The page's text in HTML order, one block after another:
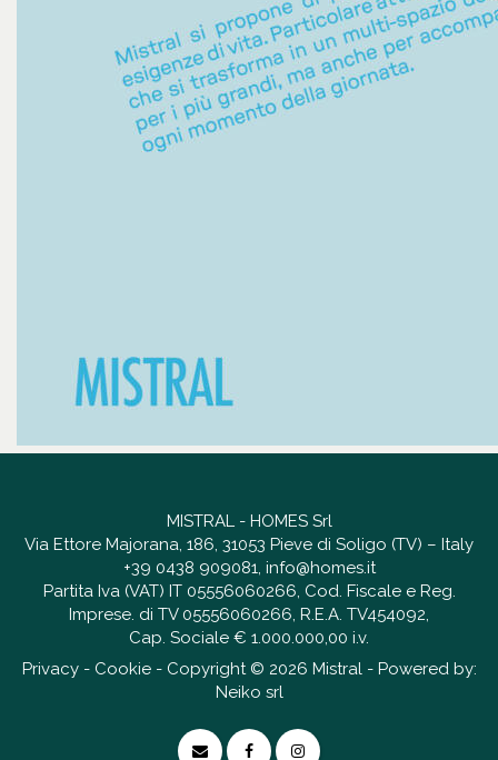
MISTRAL - HOMES Srl
Via Ettore Majorana, 186, 31053 Pieve di Soligo (TV) – Italy
+39 0438 909081, info@homes.it
Partita Iva (VAT) IT 05556060266, Cod. Fiscale e Reg.
Imprese. di TV 05556060266, R.E.A. TV454092,
Cap. Sociale € 1.000.000,00 i.v.
Privacy- Cookie- Copyright © 2026 Mistral - Powered by:
Neiko srl